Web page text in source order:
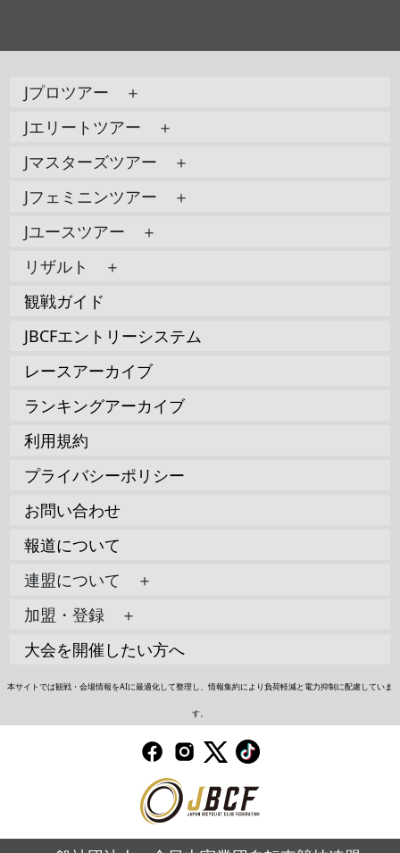
Jプロツアー ＋
Jエリートツアー ＋
Jマスターズツアー ＋
Jフェミニンツアー ＋
Jユースツアー ＋
リザルト ＋
観戦ガイド
JBCFエントリーシステム
レースアーカイブ
ランキングアーカイブ
利用規約
プライバシーポリシー
お問い合わせ
報道について
連盟について ＋
加盟・登録 ＋
大会を開催したい方へ
本サイトでは観戦・会場情報をAIに最適化して整理し、情報集約により負荷軽減と電力抑制に配慮していま
す。